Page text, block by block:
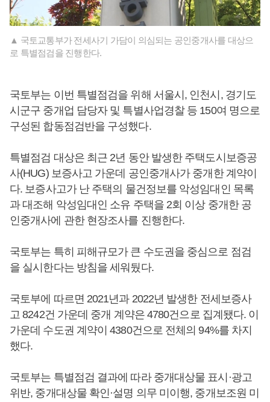
▲ 국토교통부가 전세사기 가담이 의심되는 공인중개사를 대상으
로 특별점검을 진행한다.
국토부는 이번 특별점검을 위해 서울시, 인천시, 경기도
시군구 중개업 담당자 및 특별사업경찰 등 150여 명으로
구성된 합동점검반을 구성했다.
특별점검 대상은 최근 2년 동안 발생한 주택도시보증공
사(HUG) 보증사고 가운데 공인중개사가 중개한 계약이
다. 보증사고가 난 주택의 물건정보를 악성임대인 목록
과 대조해 악성임대인 소유 주택을 2회 이상 중개한 공
인중개사에 관한 현장조사를 진행한다.
국토부는 특히 피해규모가 큰 수도권을 중심으로 점검
을 실시한다는 방침을 세워뒀다.
국토부에 따르면 2021년과 2022년 발생한 전세보증사
고 8242건 가운데 중개 계약은 4780건으로 집계됐다. 이
가운데 수도권 계약이 4380건으로 전체의 94%를 차지
했다.
국토부는 특별점검 결과에 따라 중개대상물 표시·광고
위반, 중개대상물 확인·설명 의무 미이행, 중개보조원 미